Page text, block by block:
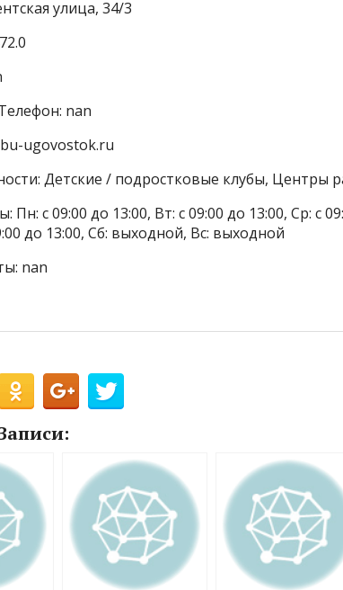
улица, 34/3
nan
ugovostok.ru
Детские / подростковые клубы, Центры
Пн: с 09:00 до 13:00, Вт: с 09:00 до 13:00, Ср: с
до 13:00, Сб: выходной, Вс: выходной
nan